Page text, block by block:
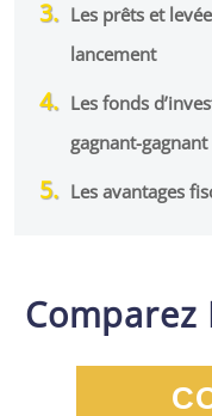
Les prêts et
lancement
Les fonds
gagnant-gagnant
Les avantages
Comparez